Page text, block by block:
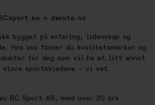
= derute.no
bygget på erfaring, lidenskap og
Hos oss finner du kvalitetsmerker og
for deg som vil ha et litt annet
store sportskjedene – vi vet
BC Sport AS, med over 20 års